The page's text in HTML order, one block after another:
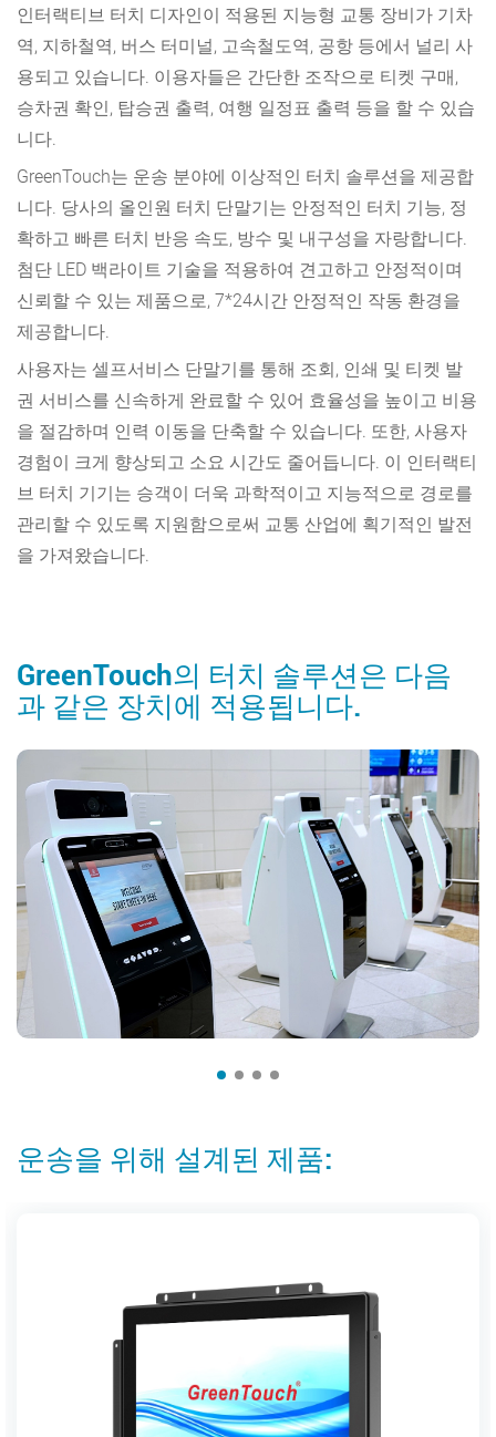
인터랙티브 터치 디자인이 적용된 지능형 교통 장비가 기차
역, 지하철역, 버스 터미널, 고속철도역, 공항 등에서 널리 사
용되고 있습니다. 이용자들은 간단한 조작으로 티켓 구매,
승차권 확인, 탑승권 출력, 여행 일정표 출력 등을 할 수 있습
니다.
GreenTouch는 운송 분야에 이상적인 터치 솔루션을 제공합
니다. 당사의 올인원 터치 단말기는 안정적인 터치 기능, 정
확하고 빠른 터치 반응 속도, 방수 및 내구성을 자랑합니다.
첨단 LED 백라이트 기술을 적용하여 견고하고 안정적이며
신뢰할 수 있는 제품으로, 7*24시간 안정적인 작동 환경을
제공합니다.
사용자는 셀프서비스 단말기를 통해 조회, 인쇄 및 티켓 발
권 서비스를 신속하게 완료할 수 있어 효율성을 높이고 비용
을 절감하며 인력 이동을 단축할 수 있습니다. 또한, 사용자
경험이 크게 향상되고 소요 시간도 줄어듭니다. 이 인터랙티
브 터치 기기는 승객이 더욱 과학적이고 지능적으로 경로를
관리할 수 있도록 지원함으로써 교통 산업에 획기적인 발전
을 가져왔습니다.
GreenTouch의 터치 솔루션은 다음
과 같은 장치에 적용됩니다.
운송을 위해 설계된 제품: